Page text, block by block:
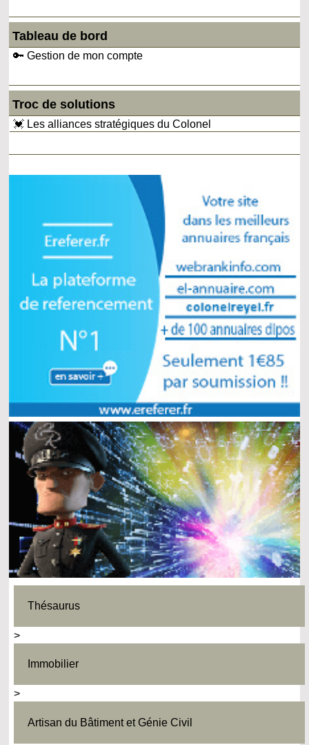
Tableau de bord
🔑 Gestion de mon compte
Troc de solutions
💓 Les alliances stratégiques du Colonel
Thésaurus
>
Immobilier
>
Artisan du Bâtiment et Génie Civil